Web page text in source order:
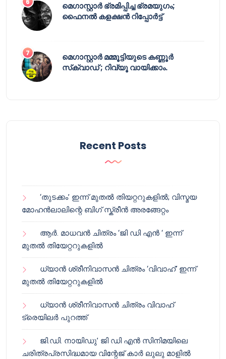
മെഗാസ്റ്റാർ ഭ്രമിപ്പിച്ച ഭ്രമയുഗം;
ഫൈനൽ കളക്ഷൻ റിപ്പോർട്ട്
മെഗാസ്റ്റാർ മമ്മൂട്ടിയുടെ കണ്ണൂർ
സ്‌ക്വാഡ് ; റിവ്യൂ വായിക്കാം.
Recent Posts
‘തുടക്കം’ ഇന്ന് മുതൽ തിയറ്ററുകളിൽ; വിസ്മയ
മോഹൻലാലിന്റെ ബിഗ് സ്ക്രീൻ അരങ്ങേറ്റം
ആർ. മാധവൻ ചിത്രം ‘ജി ഡി എൻ ‘ ഇന്ന്
മുതൽ തിയേറ്ററുകളിൽ
ധ്യാൻ ശ്രീനിവാസൻ ചിത്രം ‘വിവാഹ്’ ഇന്ന്
മുതൽ തിയേറ്ററുകളിൽ
ധ്യാൻ ശ്രീനിവാസൻ ചിത്രം വിവാഹ്
ട്രെയിലർ പുറത്ത്
ജി.ഡി. നായിഡു’ ജി ഡി എൻ സിനിമയിലെ
ചരിത്രപ്രസിദ്ധമായ വിന്റേജ് കാർ ലുലു മാളിൽ